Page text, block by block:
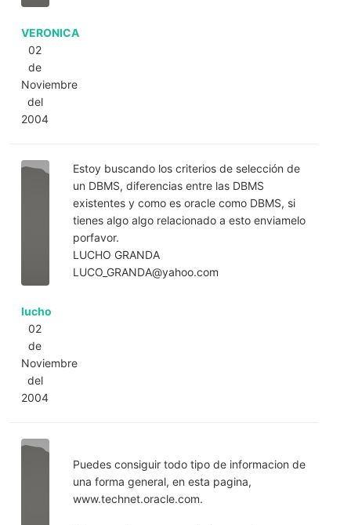
VERONICA
02
de
Noviembre
del
2004
lucho
02
de
Noviembre
del
2004
Estoy buscando los criterios de selección de
un DBMS, diferencias entre las DBMS
existentes y como es oracle como DBMS, si
tienes algo algo relacionado a esto enviamelo
porfavor.
LUCHO GRANDA
LUCO_GRANDA@yahoo.com
Puedes consiguir todo tipo de informacion de
una forma general, en esta pagina,
www.technet.oracle.com.